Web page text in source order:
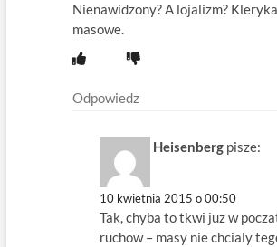
Nienawidzony? A lojalizm?
masowe.
Odpowiedz
Heisenberg pisze:
10 kwietnia 2015 o 00:50
Tak, chyba to tkwi juz w
ruchow – masy nie chcialy